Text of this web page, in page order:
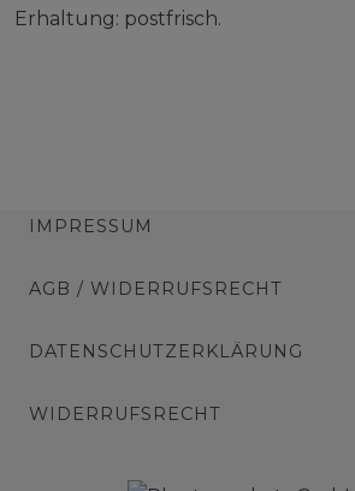
Erhaltung: postfrisch.
IMPRESSUM
AGB / WIDERRUFSRECHT
DATENSCHUTZERKLÄRUNG
WIDERRUFSRECHT